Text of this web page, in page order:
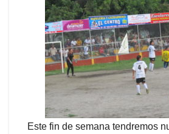
Este fin de semana tendremos